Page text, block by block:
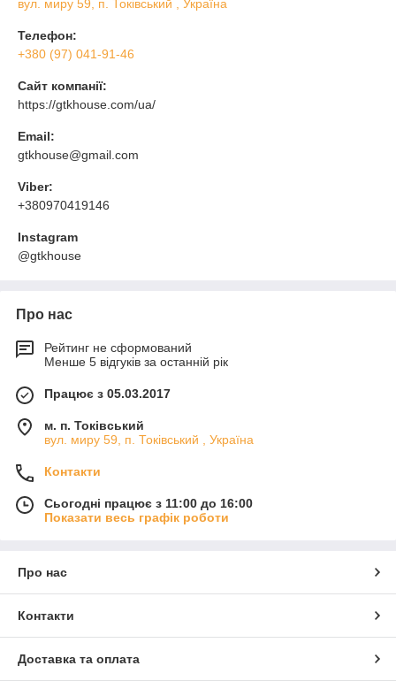
вул. миру 59, п. Токівський , Україна
Телефон:
+380 (97) 041-91-46
Сайт компанії:
https://gtkhouse.com/ua/
Email:
gtkhouse@gmail.com
Viber:
+380970419146
Instagram
@gtkhouse
Про нас
Рейтинг не сформований
Менше 5 відгуків за останній рік
Працює з 05.03.2017
м. п. Токівський
вул. миру 59, п. Токівський , Україна
Контакти
Сьогодні працює з 11:00 до 16:00
Показати весь графік роботи
Про нас
Контакти
Доставка та оплата